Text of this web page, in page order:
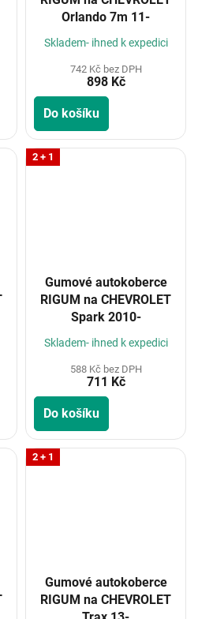
Orlando 7m 11-
Skladem- ihned k expedici
742 Kč bez DPH
898 Kč
Do košíku
2 + 1
Gumové autokoberce
RIGUM na CHEVROLET
Spark 2010-
Skladem- ihned k expedici
588 Kč bez DPH
711 Kč
Do košíku
2 + 1
Gumové autokoberce
RIGUM na CHEVROLET